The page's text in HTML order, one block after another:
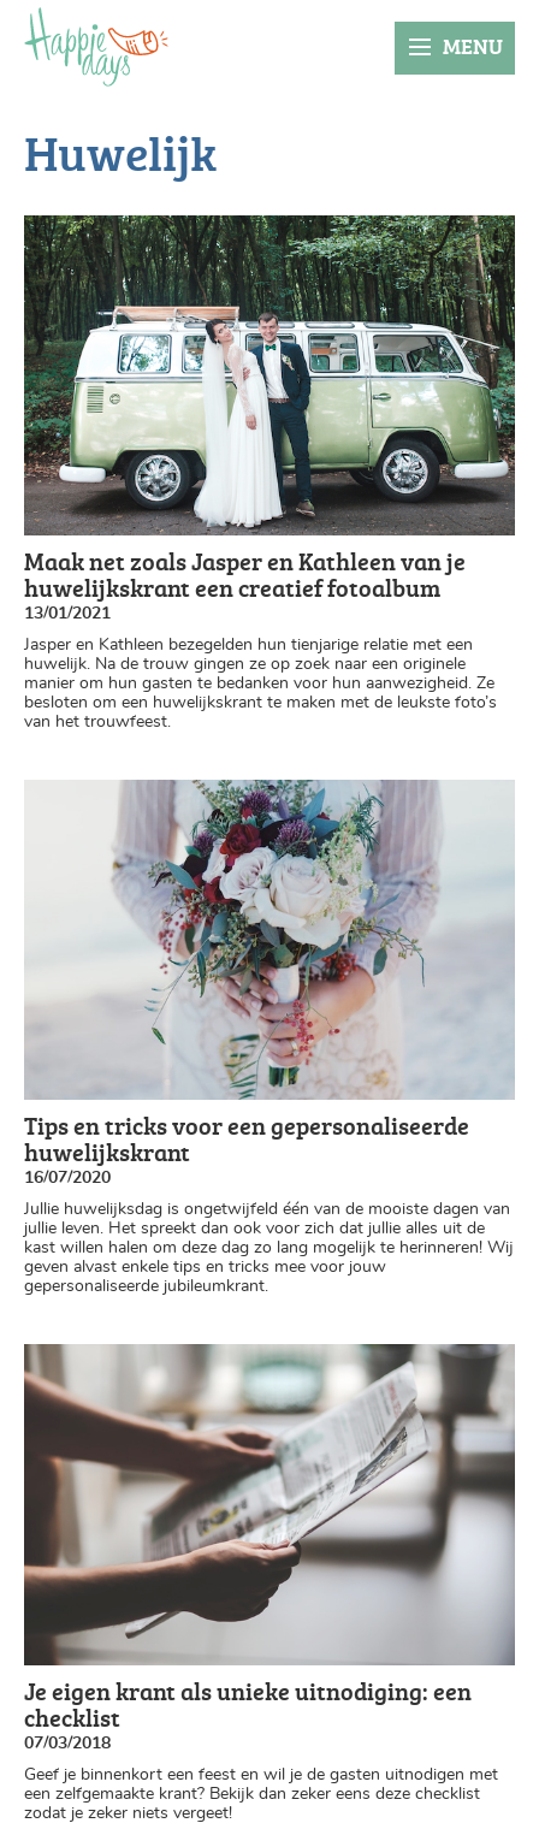
MENU
Huwelijk
Maak net zoals Jasper en Kathleen van je
huwelijkskrant een creatief fotoalbum
13/01/2021
Jasper en Kathleen bezegelden hun tienjarige relatie met een
huwelijk. Na de trouw gingen ze op zoek naar een originele
manier om hun gasten te bedanken voor hun aanwezigheid. Ze
besloten om een huwelijkskrant te maken met de leukste foto’s
van het trouwfeest.
Tips en tricks voor een gepersonaliseerde
huwelijkskrant
16/07/2020
Jullie huwelijksdag is ongetwijfeld één van de mooiste dagen van
jullie leven. Het spreekt dan ook voor zich dat jullie alles uit de
kast willen halen om deze dag zo lang mogelijk te herinneren! Wij
geven alvast enkele tips en tricks mee voor jouw
gepersonaliseerde jubileumkrant.
Je eigen krant als unieke uitnodiging: een
checklist
07/03/2018
Geef je binnenkort een feest en wil je de gasten uitnodigen met
een zelfgemaakte krant? Bekijk dan zeker eens deze checklist
zodat je zeker niets vergeet!